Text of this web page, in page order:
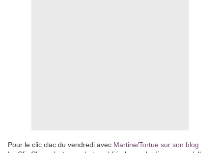
Pour le clic clac du vendredi avec Martine/Tortue sur son blog